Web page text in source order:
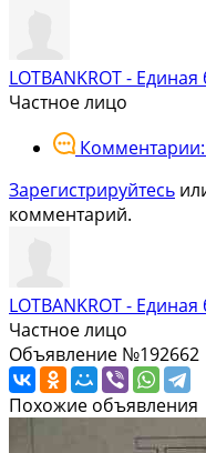
LOTBANKROT -
Частное лицо
Зарегистрируйтесь
комментарий.
LOTBANKROT -
Частное лицо
Объявление №192662
Похожие объявления